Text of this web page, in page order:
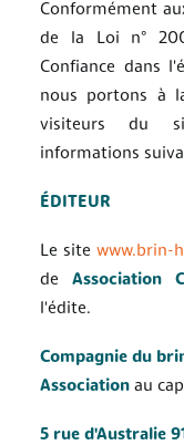
Lectures à voir
Actions Q
Ateliers et stages
Publics
Quoi de neuf ?
Archives
Contact
Conformément
de la Loi n°
Confiance dans
nous portons à
visiteurs du
informations
ÉDITEUR
Le sitewww.brin-
deAssociation
l'édite.
Compagnie du
Association au
5 rue d'Australie